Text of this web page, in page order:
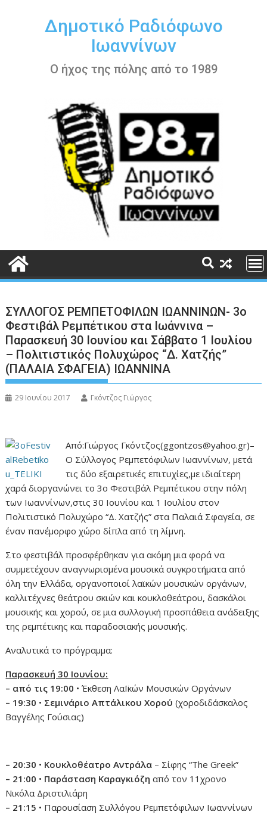
περιεχόμενοΔημοτικό Ραδιόφωνο
Ιωαννίνων
Ο ήχος της πόλης από το 1989
ΣΥΛΛΟΓΟΣ ΡΕΜΠΕΤΟΦΙΛΩΝ ΙΩΑΝΝΙΝΩΝ- 3ο
Φεστιβάλ Ρεμπέτικου στα Ιωάννινα –
Παρασκευή 30 Ιουνίου και Σάββατο 1 Ιουλίου
– Πολιτιστικός Πολυχώρος “Δ. Χατζής”
(ΠΑΛΑΙΑ ΣΦΑΓΕΙΑ) ΙΩΑΝΝΙΝΑ
29 Ιουνίου 2017 Γκόντζος Γιώργος
Από:Γιώργος Γκόντζος(ggontzos@yahoo.gr)–
Ο Σύλλογος Ρεμπετόφιλων Ιωαννίνων, μετά
τις δύο εξαιρετικές επιτυχίες,με ιδιαίτερη
χαρά διοργανώνει το 3ο Φεστιβάλ Ρεμπέτικου στην πόλη
των Ιωαννίνων,στις 30 Ιουνίου και 1 Ιουλίου στον
Πολιτιστικό Πολυχώρο “Δ. Χατζής” στα Παλαιά Σφαγεία, σε
έναν πανέμορφο χώρο δίπλα από τη λίμνη.
Στο φεστιβάλ προσφέρθηκαν για ακόμη μια φορά να
συμμετέχουν αναγνωρισμένα μουσικά συγκροτήματα από
όλη την Ελλάδα, οργανοποιοί λαϊκών μουσικών οργάνων,
καλλιτέχνες θεάτρου σκιών και κουκλοθεάτρου, δασκάλοι
μουσικής και χορού, σε μια συλλογική προσπάθεια ανάδειξης
της ρεμπέτικης και παραδοσιακής μουσικής.
Αναλυτικά το πρόγραμμα:
Παρασκευή 30 Ιουνίου:
– από τις 19:00 • Έκθεση ΛαΪκών Μουσικών Οργάνων
– 19:30 • Σεμινάριο Απτάλικου Χορού (χοροδιδάσκαλος
Βαγγέλης Γούσιας)
– 20:30 • Κουκλοθέατρο Αντράλα – Σίφης “The Greek”
– 21:00 • Παράσταση Καραγκιόζη από τον 11χρονο
Νικόλα Δριστιλιάρη
– 21:15 • Παρουσίαση Συλλόγου Ρεμπετόφιλων Ιωαννίνων